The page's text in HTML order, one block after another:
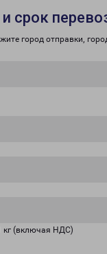
срок
город отправки,
кг (включая НДС)